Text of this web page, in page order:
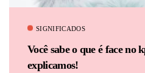
SIGNIFICADOS
Você sabe o que é face no
explicamos!